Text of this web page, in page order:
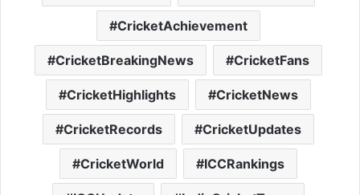
CricketAchievement
CricketBreakingNews CricketFans
CricketHighlights CricketNews
CricketRecords CricketUpdates
CricketWorld ICCRankings